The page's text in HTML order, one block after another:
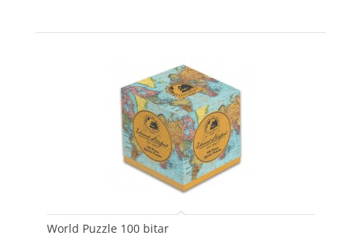
World Puzzle 100 bitar